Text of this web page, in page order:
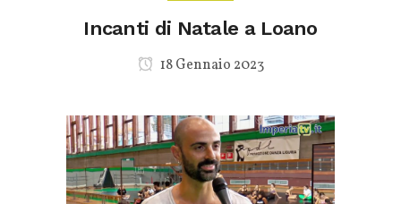
Incanti di Natale a Loano
18 Gennaio 2023